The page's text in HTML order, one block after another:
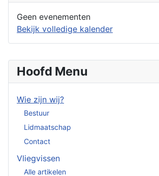
Hoofd Menu
Wie zijn wij?
Bestuur
Lidmaatschap
Contact
Vliegvissen
Alle artikelen
Geen evenementen
Bekijk volledige kalender